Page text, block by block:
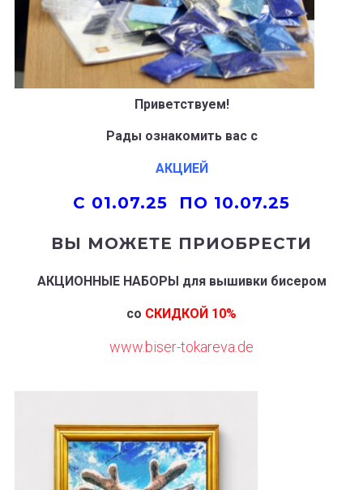
Приветствуем!
Рады ознакомить вас с
АКЦИЕЙ
C 01.07.25 ПО 10.07.25
ВЫ МОЖЕТЕ ПРИОБРЕСТИ
АКЦИОННЫЕ НАБОРЫ для вышивки бисером
со СКИДКОЙ 10%
www.biser-tokareva.de